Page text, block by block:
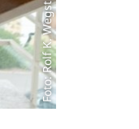
Foto: Rolf K. Wegst